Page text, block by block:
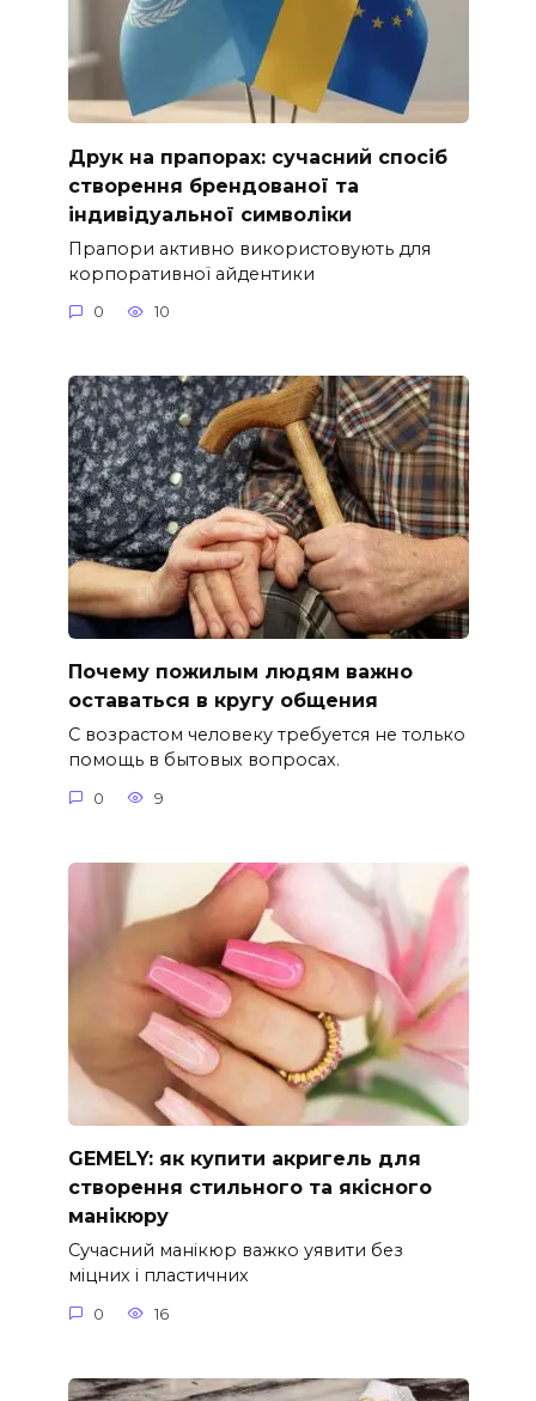
Друк на прапорах: сучасний спосіб
створення брендованої та
індивідуальної символіки
Прапори активно використовують для
корпоративної айдентики
0 10
Почему пожилым людям важно
оставаться в кругу общения
С возрастом человеку требуется не только
помощь в бытовых вопросах.
0 9
GEMELY: як купити акригель для
створення стильного та якісного
манікюру
Сучасний манікюр важко уявити без
міцних і пластичних
0 16